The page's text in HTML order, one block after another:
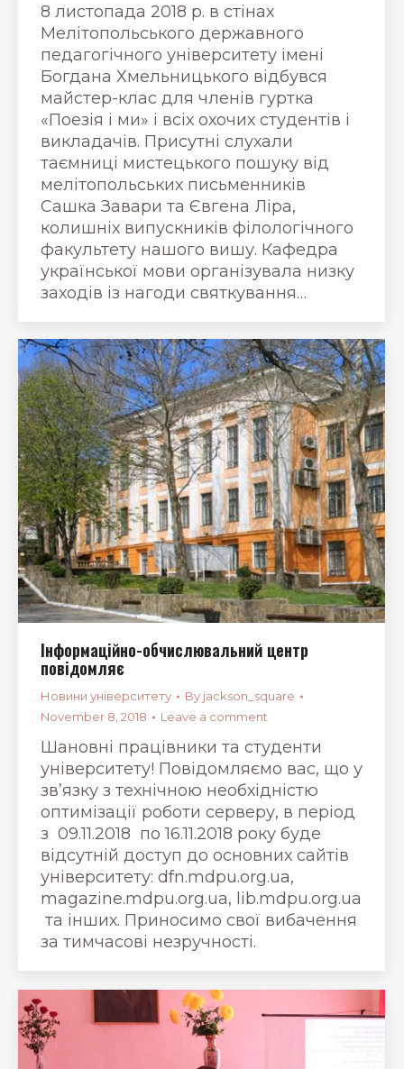
8 листопада 2018 р. в стінах
Мелітопольського державного
педагогічного університету імені
Богдана Хмельницького відбувся
майстер-клас для членів гуртка
«Поезія і ми» і всіх охочих студентів і
викладачів. Присутні слухали
таємниці мистецького пошуку від
мелітопольських письменників
Сашка Завари та Євгена Ліра,
колишніх випускників філологічного
факультету нашого вишу. Кафедра
української мови організувала низку
заходів із нагоди святкування…
Інформаційно-обчислювальний центр
повідомляє
Новини університету By jackson_square
November 8, 2018
Leave a comment
Шановні працівники та студенти
університету! Повідомляємо вас, що у
зв’язку з технічною необхідністю
оптимізації роботи серверу, в період
з 09.11.2018 по 16.11.2018 року буде
відсутній доступ до основних сайтів
університету: dfn.mdpu.org.ua,
magazine.mdpu.org.ua, lib.mdpu.org.ua
та інших. Приносимо свої вибачення
за тимчасові незручності.